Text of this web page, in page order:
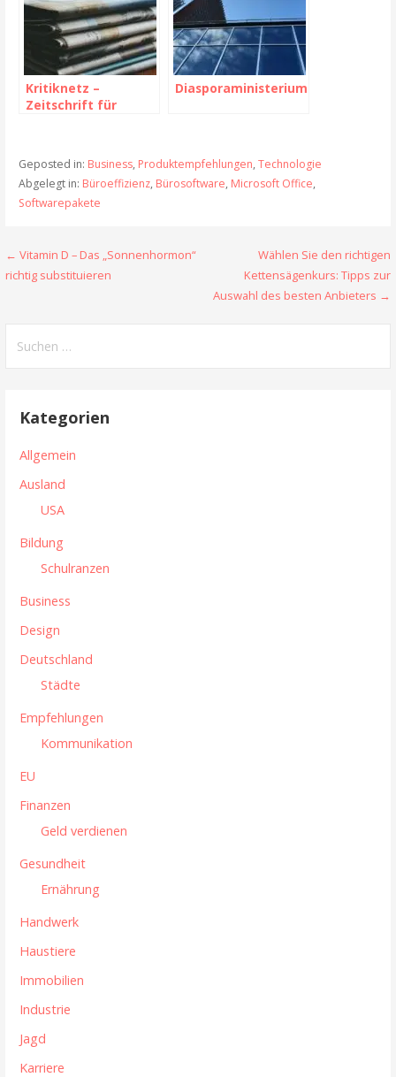
Kritiknetz –
Zeitschrift für
Diasporaministerium
Geposted in: Business, Produktempfehlungen, Technologie
Abgelegt in: Büroeffizienz, Bürosoftware, Microsoft Office,
Softwarepakete
B
g
n
← Vitamin D – Das „Sonnenhormon“
richtig substituieren
Wählen Sie den richtigen
Kettensägenkurs: Tipps zur
Auswahl des besten Anbieters →
Kategorien
Allgemein
Ausland
USA
Bildung
Schulranzen
Business
Design
Deutschland
Städte
Empfehlungen
Kommunikation
EU
Finanzen
Geld verdienen
Gesundheit
Ernährung
Handwerk
Haustiere
Immobilien
Industrie
Jagd
Karriere